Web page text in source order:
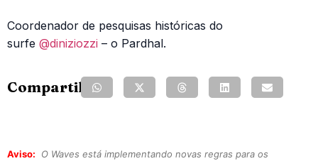
Coordenador de pesquisas históricas do
surfe @diniziozzi – o Pardhal.
Compartilhe:
Aviso:
O Waves está implementando novas regras para os